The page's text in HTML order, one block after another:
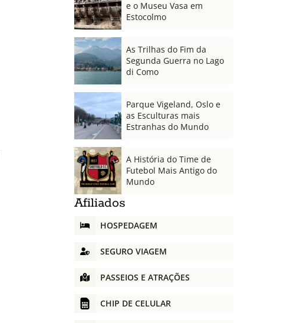
e o Museu Vasa em
Estocolmo
As Trilhas do Fim da
Segunda Guerra no Lago
di Como
Parque Vigeland, Oslo e
as Esculturas mais
Estranhas do Mundo
A História do Time de
Futebol Mais Antigo do
Mundo
Afiliados
HOSPEDAGEM
SEGURO VIAGEM
PASSEIOS E ATRAÇÕES
CHIP DE CELULAR